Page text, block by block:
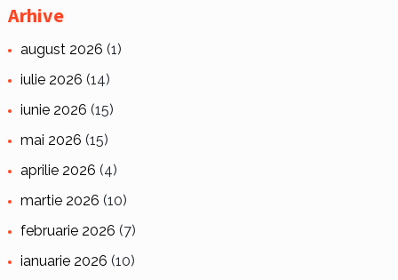
Arhive
august 2026 (1)
iulie 2026 (14)
iunie 2026 (15)
mai 2026 (15)
aprilie 2026 (4)
martie 2026 (10)
februarie 2026 (7)
ianuarie 2026 (10)